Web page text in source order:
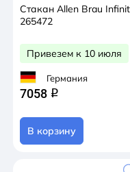
Стакан Allen Brau Infinity
265472
Привезем к 10 июля
Германия
7058 q
В корзину